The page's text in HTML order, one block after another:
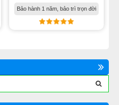
Bảo hành 1 năm, bảo trì trọn đời